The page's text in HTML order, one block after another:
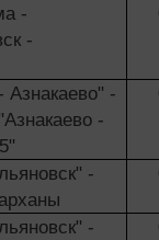
-
-
Азнакаево" -
-
-
-